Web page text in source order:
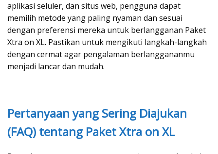
aplikasi seluler, dan situs web, pengguna dapat
memilih metode yang paling nyaman dan sesuai
dengan preferensi mereka untuk berlangganan Paket
Xtra on XL. Pastikan untuk mengikuti langkah-langkah
dengan cermat agar pengalaman berlanggananmu
menjadi lancar dan mudah.
Pertanyaan yang Sering Diajukan
(FAQ) tentang Paket Xtra on XL